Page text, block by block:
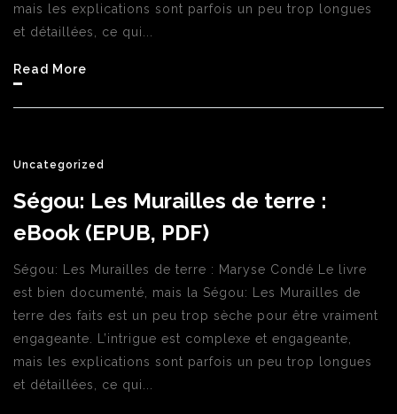
mais les explications sont parfois un peu trop longues
et détaillées, ce qui...
Read More
Uncategorized
Ségou: Les Murailles de terre :
eBook (EPUB, PDF)
Ségou: Les Murailles de terre : Maryse Condé Le livre
est bien documenté, mais la Ségou: Les Murailles de
terre des faits est un peu trop sèche pour être vraiment
engageante. L’intrigue est complexe et engageante,
mais les explications sont parfois un peu trop longues
et détaillées, ce qui...